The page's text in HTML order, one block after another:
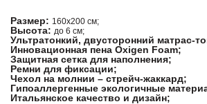
Размер: 160х200 см;
Высота: до 6 см;
Ультратонкий, двусторонний матрас-
Инновационная пена Oxigen Foam;
Защитная сетка для наполнения;
Ремни для фиксации;
Чехол на молнии – стрейч-жаккард;
Гипоаллергенные экологичные
Итальянское качество и дизайн;